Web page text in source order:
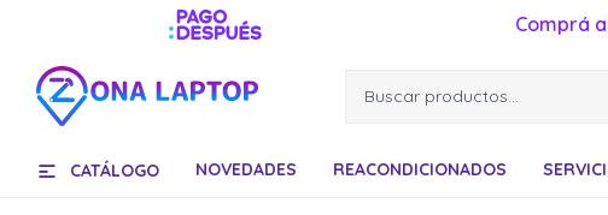
Comprá
CATÁLOGO NOVEDADES REACONDICIONADOS